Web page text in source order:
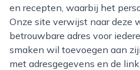
en recepten, waarbij het
Onze site verwijst naar deze
betrouwbare adres voor
smaken wil toevoegen aan
met adresgegevens en de